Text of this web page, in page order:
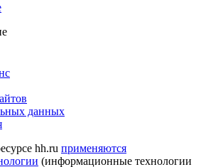
данных
hh.ru применяются
(информационные технологии